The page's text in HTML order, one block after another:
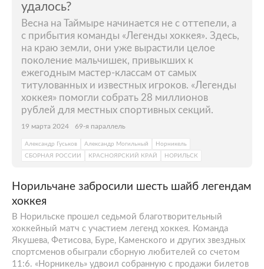
удалось?
Весна на Таймыре начинается не с оттепели, а
с прибытия команды «Легенды хоккея». Здесь,
на краю земли, они уже вырастили целое
поколение мальчишек, привыкших к
ежегодным мастер-классам от самых
титулованных и известных игроков. «Легенды
хоккея» помогли собрать 28 миллионов
рублей для местных спортивных секций.
19 марта 2024 69-я параллель
Александр Гуськов Александр Могильный
Норникель
СБОРНАЯ РОССИИ
КРАСНОЯРСКИЙ КРАЙ НОРИЛЬСК
Норильчане забросили шесть шайб легендам
хоккея
В Норильске прошел седьмой благотворительный
хоккейный матч с участием легенд хоккея. Команда
Якушева, Фетисова, Буре, Каменского и других звездных
спортсменов обыграли сборную любителей со счетом
11:6. «Норникель» удвоил собранную с продажи билетов